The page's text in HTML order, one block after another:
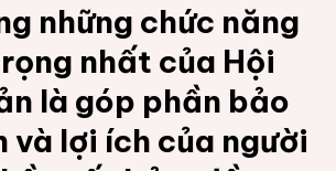
những chức năng
nhất của Hội
là góp phần bảo
và lợi ích của người